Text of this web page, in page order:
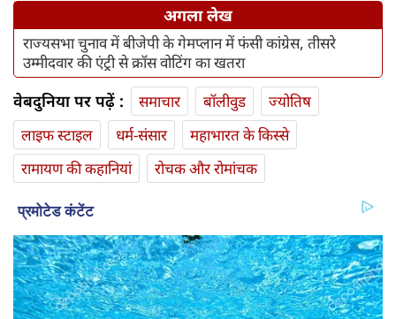
अगला लेख
राज्यसभा चुनाव में बीजेपी के गेमप्लान में फंसी कांग्रेस, तीसरे
उम्मीदवार की एंट्री से क्रॉस वोटिंग का खतरा
वेबदुनिया पर पढ़ें : समाचार बॉलीवुड
ज्योतिष
लाइफ स्‍टाइल
धर्म-संसार
महाभारत के किस्से
रामायण की कहानियां
रोचक और रोमांचक